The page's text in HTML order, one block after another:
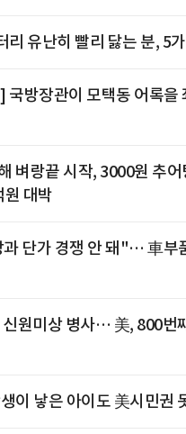
리 유난히 빨리 닳는 분, 5
국방장관이 모택동 어록을
벼랑끝 시작, 3000원 추
원 대박
단가 경쟁 안 돼"… 車부
원미상 병사… 美, 800번
이 낳은 아이도 美시민권